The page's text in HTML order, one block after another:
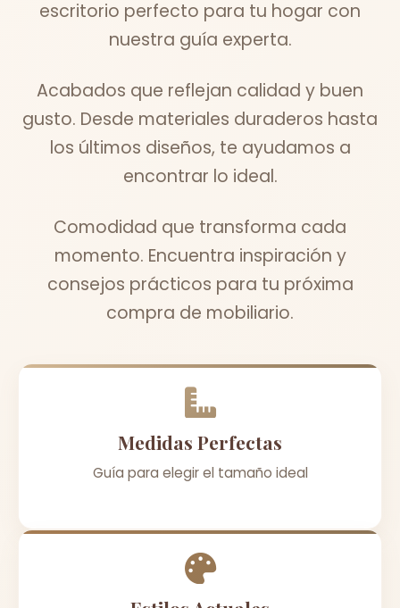
escritorio perfecto para tu hogar con
nuestra guía experta.
Acabados que reflejan calidad y buen
gusto. Desde materiales duraderos hasta
los últimos diseños, te ayudamos a
encontrar lo ideal.
Comodidad que transforma cada
momento. Encuentra inspiración y
consejos prácticos para tu próxima
compra de mobiliario.
Medidas Perfectas
Guía para elegir el tamaño ideal